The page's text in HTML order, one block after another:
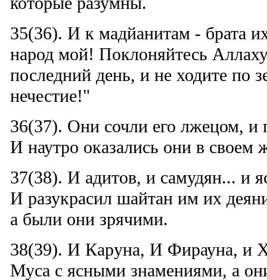
35(36). И к мадйанитам - брата
народ мой! Поклоняйтесь
последний день, и не ходите по
нечестие!"
36(37). Они сочли его лжецом, и
И наутро оказались они в
37(38). И адитов, и самудян... и
И разукрасил шайтан им их
а были они зрячими.
38(39). И Каруна, И Фирауна, и
Муса с ясными знамениями, а